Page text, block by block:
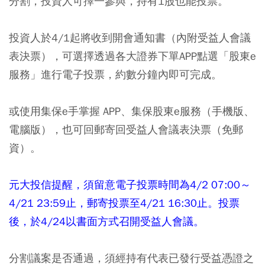
投資人於4/1起將收到開會通知書（內附受益人會議
表決票），可選擇透過各大證券下單APP點選「股東e
服務」進行電子投票，約數分鐘內即可完成。
或使用集保e手掌握 APP、集保股東e服務（手機版、
電腦版），也可回郵寄回受益人會議表決票（免郵
資）。
元大投信提醒，須留意電子投票時間為4/2 07:00～
4/21 23:59止，郵寄投票至4/21 16:30止。投票
後，於4/24以書面方式召開受益人會議。
分割議案是否通過，須經持有代表已發行受益憑證之